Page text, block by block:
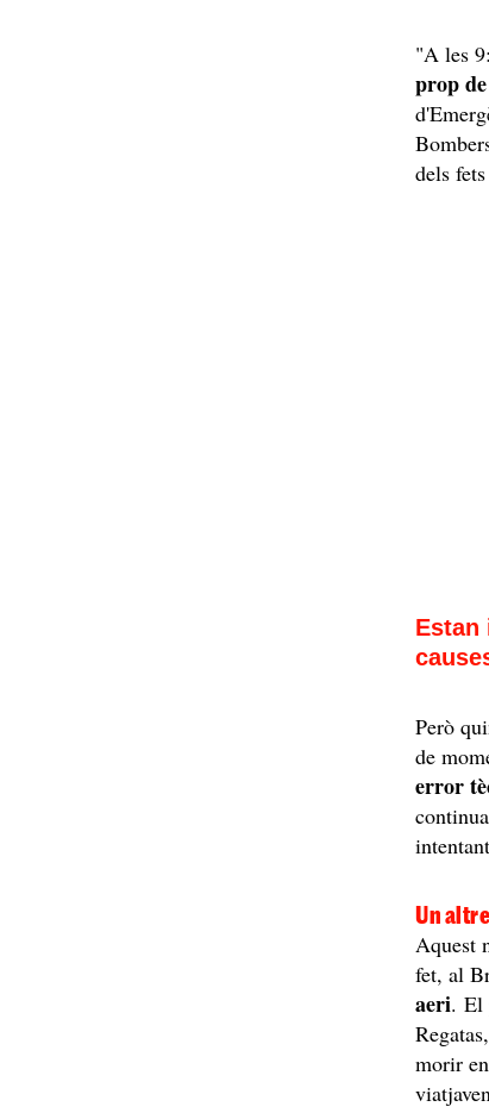
"A les
prop
dels
Estan
Però
de
error
Un
Aquest
fet, al
aeri. El
morir